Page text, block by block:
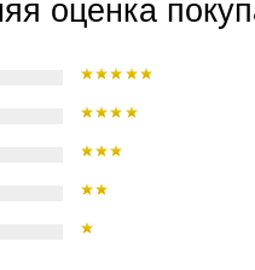
оценка